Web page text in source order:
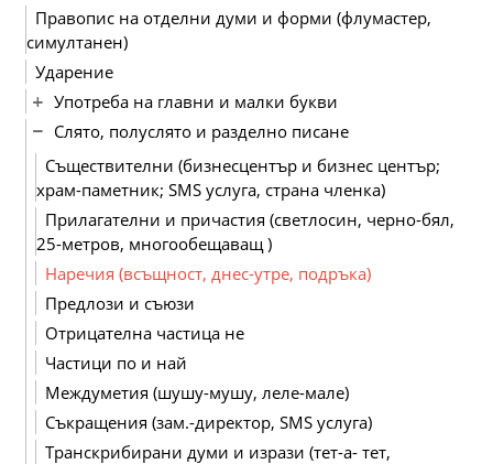
Правопис на отделни думи и форми (флумастер,
симултанен)
Ударение
Употреба на главни и малки букви
Слято, полуслято и разделно писане
Съществителни (бизнесцентър и бизнес център;
храм-паметник; SMS услуга, страна членка)
Прилагателни и причастия (светлосин, черно-бял,
25-метров, многообещаващ )
Наречия (всъщност, днес-утре, подръка)
Предлози и съюзи
Отрицателна частица не
Частици по и най
Междуметия (шушу-мушу, леле-мале)
Съкращения (зам.-директор, SMS услуга)
Транскрибирани думи и изрази (тет-а- тет,